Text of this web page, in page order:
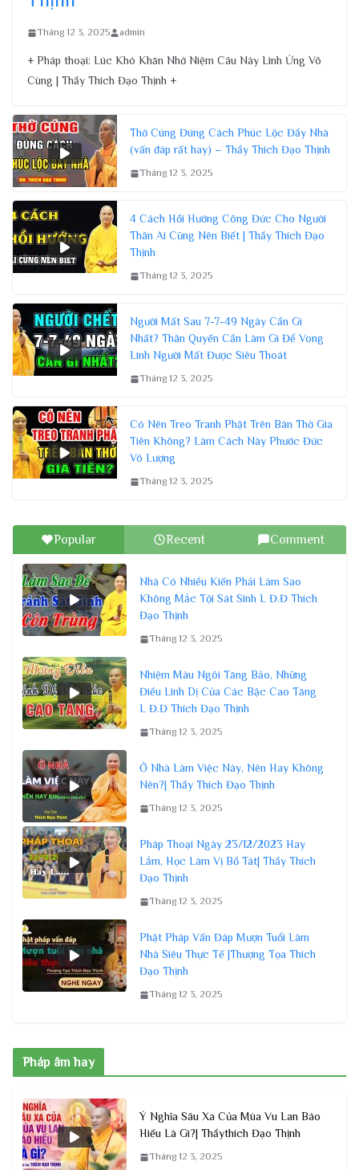
Tháng 12 3, 2025 admin
+ Pháp thoại: Lúc Khó Khăn Nhớ Niệm Câu Này Linh Ứng Vô
Cùng | Thầy Thích Đạo Thịnh +
Thờ Cúng Đúng Cách Phúc Lộc Đầy Nhà
(vấn đáp rất hay) – Thầy Thích Đạo Thịnh
Tháng 12 3, 2025
4 Cách Hồi Hướng Công Đức Cho Người
Thân Ai Cũng Nên Biết | Thầy Thích Đạo
Thịnh
Tháng 12 3, 2025
Người Mất Sau 7-7-49 Ngày Cần Gì
Nhất? Thân Quyến Cần Làm Gì Để Vong
Linh Người Mất Được Siêu Thoát
Tháng 12 3, 2025
Có Nên Treo Tranh Phật Trên Bàn Thờ Gia
Tiên Không? Làm Cách Này Phước Đức
Vô Lượng
Tháng 12 3, 2025
Popular Recent Comment
Nhà Có Nhiều Kiến Phải Làm Sao
Không Mắc Tội Sát Sinh L Đ.Đ Thích
Đạo Thịnh
Tháng 12 3, 2025
Nhiệm Màu Ngôi Tăng Bảo, Những
Điều Linh Dị Của Các Bậc Cao Tăng
L Đ.Đ Thích Đạo Thịnh
Tháng 12 3, 2025
Ở Nhà Làm Việc Này, Nên Hay Không
Nên?| Thầy Thích Đạo Thịnh
Tháng 12 3, 2025
Pháp Thoại Ngày 23/12/2023 Hay
Lắm, Học Làm Vị Bồ Tát| Thầy Thích
Đạo Thịnh
Tháng 12 3, 2025
Phật Pháp Vấn Đáp Mượn Tuổi Làm
Nhà Siêu Thực Tế |Thượng Tọa Thích
Đạo Thịnh
Tháng 12 3, 2025
Pháp âm hay
Ý Nghĩa Sâu Xa Của Mùa Vu Lan Báo
Hiếu Là Gì?| Thầythích Đạo Thịnh
Tháng 12 3, 2025